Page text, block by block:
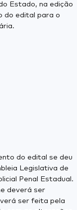
Estado, na edição
do edital para o
do edital se deu
Legislativa de
Penal Estadual.
deverá ser
ser feita pela